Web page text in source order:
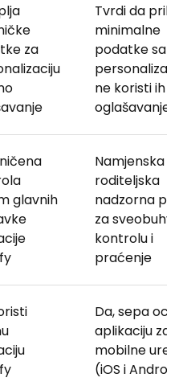
za
Tvrdi da
minimalne
podatke
ne koristi ih za
oglašavanje
glavnih
Namjenska
roditeljska
nadzorna
za
kontrolu i
praćenje
Da, sepa
aplikaciju za
mobilne
(iOS i